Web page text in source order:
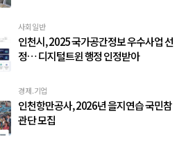
사회일반
인천시, 2025 국가공간정보 우수사업 선
정… 디지털트윈 행정 인정받아
경제.기업
인천항만공사, 2026년 을지연습 국민참
관단 모집